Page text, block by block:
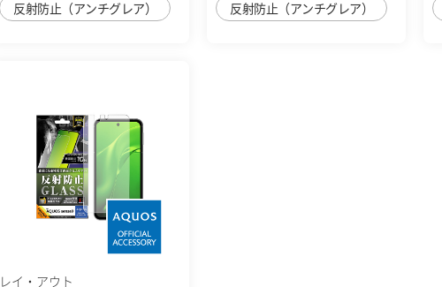
反射防止（アンチグレア） 反射防止（アンチグレア）
レイ・アウト